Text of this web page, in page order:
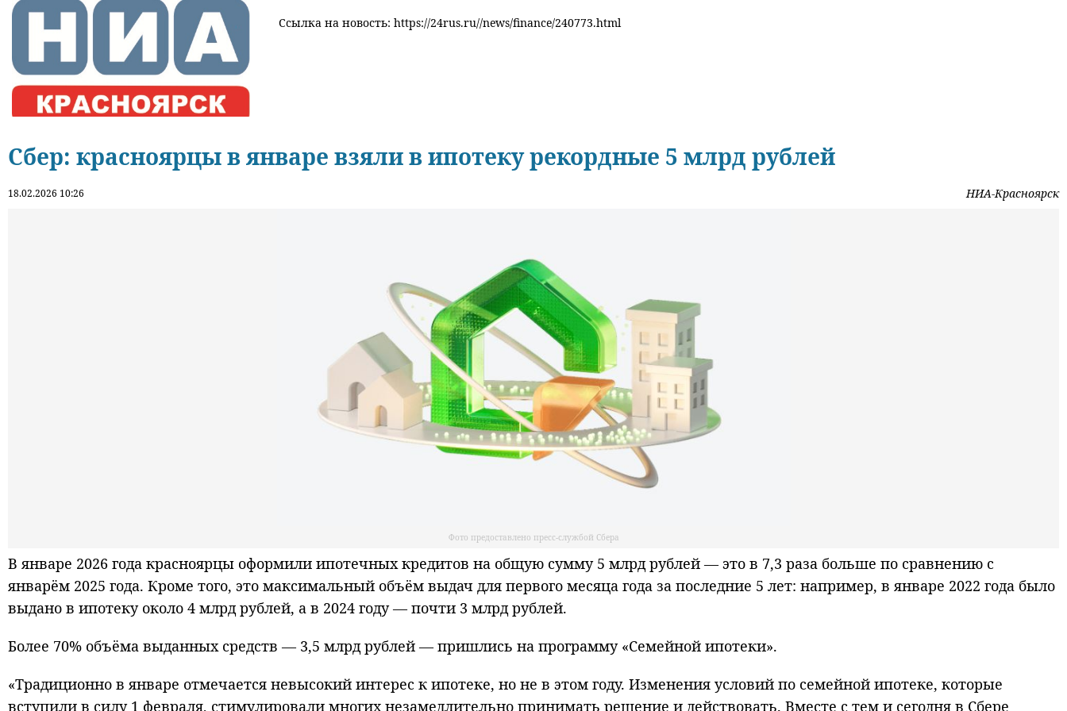
Ссылка на новость: https://24rus.ru//news/finance/240773.html
Сбер: красноярцы в январе взяли в ипотеку рекордные 5 млрд рублей
18.02.2026 10:26 НИА-Красноярск
Фото предоставлено пресс-службой Сбера
В январе 2026 года красноярцы оформили ипотечных кредитов на общую сумму 5 млрд рублей — это в 7,3 раза больше по сравнению с
январём 2025 года. Кроме того, это максимальный объём выдач для первого месяца года за последние 5 лет: например, в январе 2022 года было
выдано в ипотеку около 4 млрд рублей, а в 2024 году — почти 3 млрд рублей.
Более 70% объёма выданных средств — 3,5 млрд рублей — пришлись на программу «Семейной ипотеки».
«Традиционно в январе отмечается невысокий интерес к ипотеке, но не в этом году. Изменения условий по семейной ипотеке, которые
вступили в силу 1 февраля, стимулировали многих незамедлительно принимать решение и действовать. Вместе с тем и сегодня в Сбере